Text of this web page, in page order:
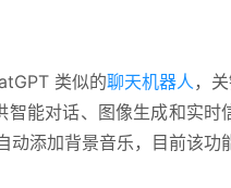
类似的聊天机器人 ，
能对话、图像生成和实
添加背景音乐，目前该